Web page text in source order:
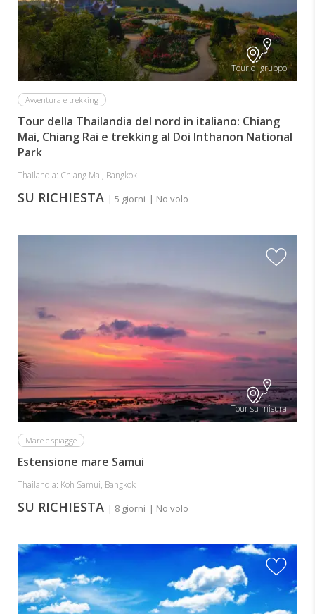
Tour di gruppo
Avventura e trekking
Tour della Thailandia del nord in italiano: Chiang
Mai, Chiang Rai e trekking al Doi Inthanon National
Park
Thailandia: Chiang Mai, Bangkok
SU RICHIESTA | 5 giorni | No volo
Tour su misura
Mare e spiagge
Estensione mare Samui
Thailandia: Koh Samui, Bangkok
SU RICHIESTA | 8 giorni | No volo